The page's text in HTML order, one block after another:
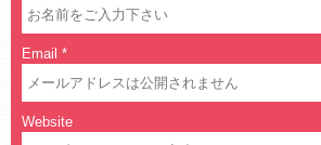
Email *
Website